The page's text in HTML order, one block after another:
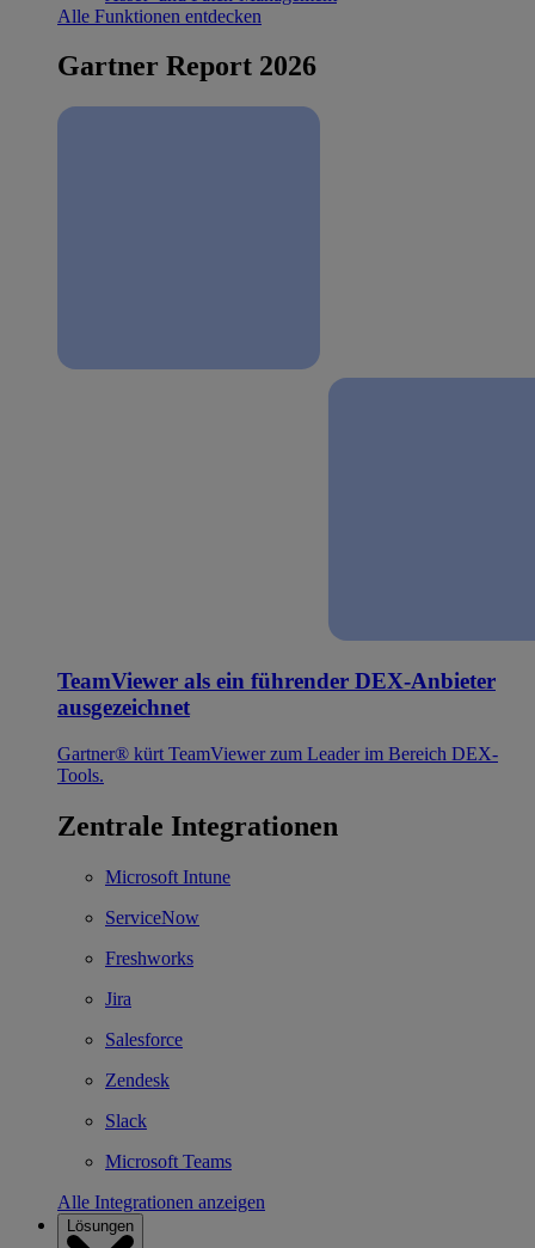
Alle Funktionen entdecken
Gartner Report 2026
TeamViewer als ein führender DEX-Anbieter
ausgezeichnet
Gartner® kürt TeamViewer zum Leader im Bereich DEX-
Tools.
Zentrale Integrationen
Microsoft Intune
ServiceNow
Freshworks
Jira
Salesforce
Zendesk
Slack
Microsoft Teams
Alle Integrationen anzeigen
Lösungen